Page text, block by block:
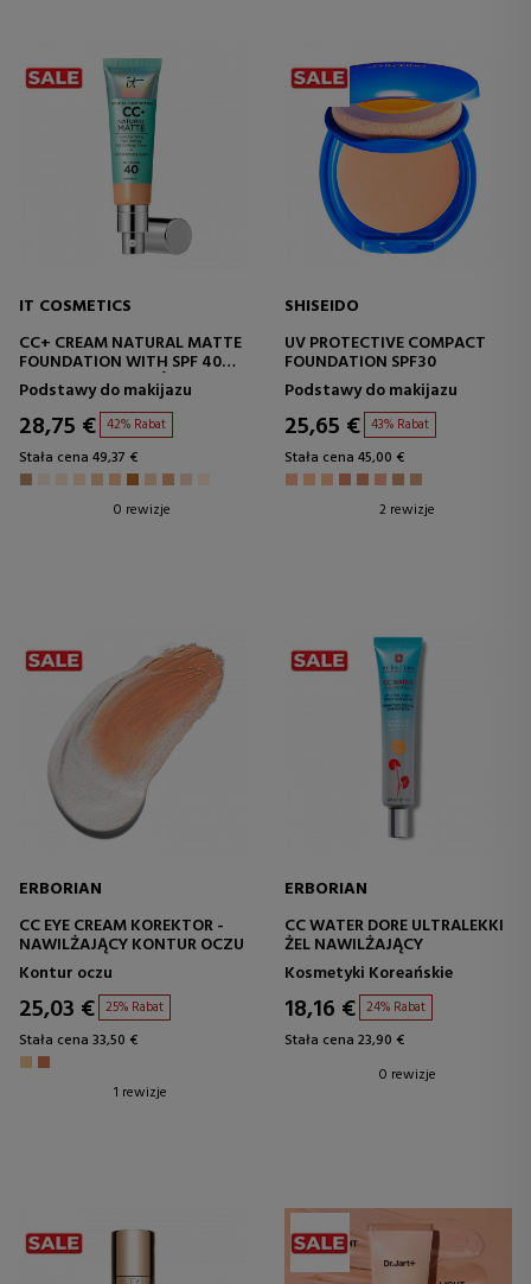
IT COSMETICS
CC+ CREAM NATURAL MATTE
FOUNDATION WITH SPF 40
BAZA POD MAKIJAŻ Z
OCHRONĄ
Podstawy do makijazu
28,75 € 42% Rabat
Stała cena 49,37 €
0 rewizje
SHISEIDO
UV PROTECTIVE COMPACT
FOUNDATION SPF30
Podstawy do makijazu
25,65 € 43% Rabat
Stała cena 45,00 €
2 rewizje
ERBORIAN
CC EYE CREAM KOREKTOR -
NAWILŻAJĄCY KONTUR OCZU
Kontur oczu
25,03 € 25% Rabat
Stała cena 33,50 €
1 rewizje
ERBORIAN
CC WATER DORE ULTRALEKKI
ŻEL NAWILŻAJĄCY
Kosmetyki Koreańskie
18,16 € 24% Rabat
Stała cena 23,90 €
0 rewizje